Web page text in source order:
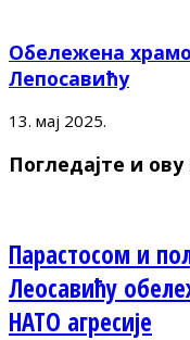
Обележена
Лепосавићу
13. мај 2025.
Погледајте и ову
Парастосом и
Леосавићу
НАТО агресије